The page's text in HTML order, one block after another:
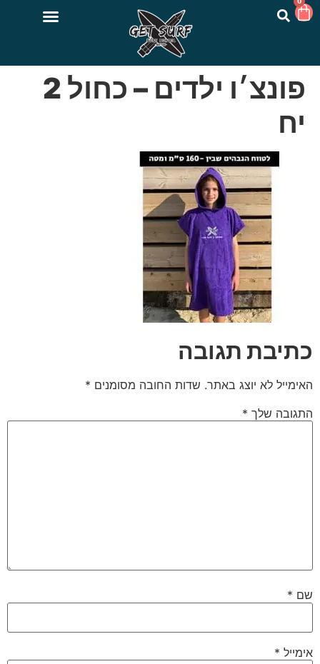
פונצ׳ו ילדים – כחול 2
יח
כתיבת תגובה
האימייל לא יוצג באתר. שדות החובה מסומנים *
התגובה שלך *
שם *
אימייל *